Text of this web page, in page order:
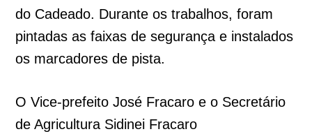
do Cadeado. Durante os trabalhos, foram
pintadas as faixas de segurança e instalados
os marcadores de pista.
O Vice-prefeito José Fracaro e o Secretário
de Agricultura Sidinei Fracaro